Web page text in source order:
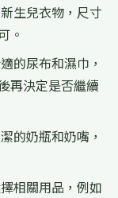
生兒衣物，尺寸
。
的尿布和濕巾，
再決定是否繼續
的奶瓶和奶嘴，
相關用品，例如